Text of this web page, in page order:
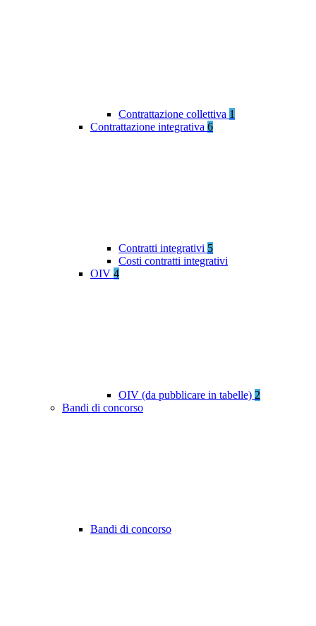
Contrattazione collettiva 1
Contrattazione integrativa 6
Contratti integrativi 5
Costi contratti integrativi
OIV 4
OIV (da pubblicare in tabelle) 2
Bandi di concorso
Bandi di concorso